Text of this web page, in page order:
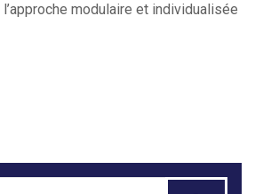
modulaire et individualisée